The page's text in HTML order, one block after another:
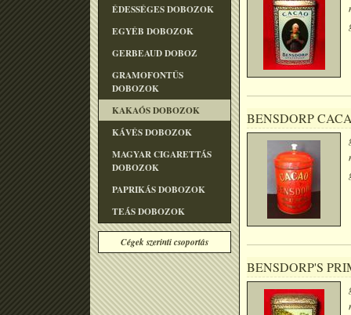
ÉDESSÉGES DOBOZOK
EGYÉB DOBOZOK
GERBEAUD DOBOZ
GRAMOFONTÛS
DOBOZOK
KAKAÓS DOBOZOK
KÁVÉS DOBOZOK
MAGYAR CIGARETTÁS
DOBOZOK
PAPRIKÁS DOBOZOK
TEÁS DOBOZOK
Cégek szerinti csoportás
BENSDORP
BENSDORP'S